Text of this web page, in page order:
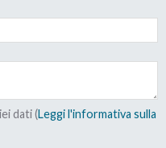
dati (Leggi l'informativa sulla